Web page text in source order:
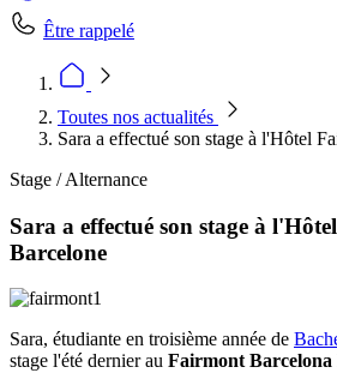
Être rappelé
Toutes nos actualités
Sara a effectué son stage à l'Hôtel
Stage / Alternance
Sara a effectué son stage à
Barcelone
Sara, étudiante en troisième année de
stage l'été dernier au Fairmont